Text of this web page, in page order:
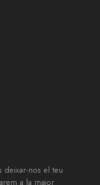
deixar-nos el teu
a la major